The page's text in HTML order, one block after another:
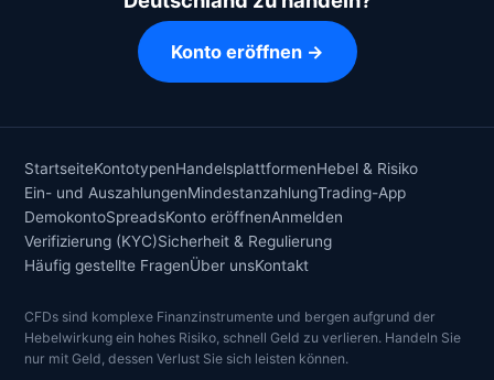
Konto eröffnen →
StartseiteKontotypenHandelsplattformenHebel & Risiko
Ein- und AuszahlungenMindestanzahlungTrading-App
DemokontoSpreadsKonto eröffnenAnmelden
Verifizierung (KYC)Sicherheit & Regulierung
Häufig gestellte FragenÜber unsKontakt
CFDs sind komplexe Finanzinstrumente und bergen aufgrund der
Hebelwirkung ein hohes Risiko, schnell Geld zu verlieren. Handeln Sie
nur mit Geld, dessen Verlust Sie sich leisten können.